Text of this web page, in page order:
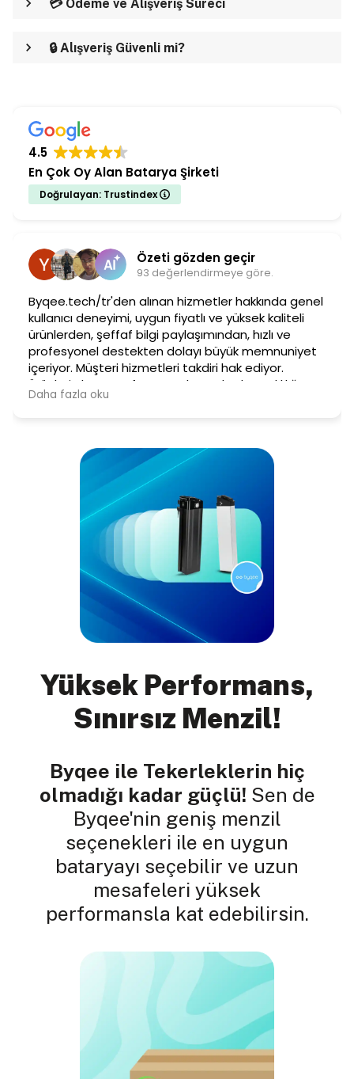
💳 Ödeme ve Alışveriş Süreci
🔒 Alışveriş Güvenli mi?
Yüksek Performans,
Sınırsız Menzil!
Byqee ile Tekerleklerin hiç
olmadığı kadar güçlü! Sen de
Byqee'nin geniş menzil
seçenekleri ile en uygun
bataryayı seçebilir ve uzun
mesafeleri yüksek
performansla kat edebilirsin.